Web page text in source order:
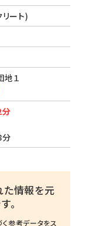
ート)
地１
た情報を元
。
参考データをス